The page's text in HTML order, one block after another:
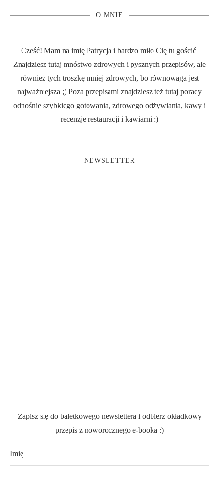
O MNIE
Cześć! Mam na imię Patrycja i bardzo miło Cię tu gościć.
Znajdziesz tutaj mnóstwo zdrowych i pysznych przepisów, ale
również tych troszkę mniej zdrowych, bo równowaga jest
najważniejsza ;) Poza przepisami znajdziesz też tutaj porady
odnośnie szybkiego gotowania, zdrowego odżywiania, kawy i
recenzje restauracji i kawiarni :)
NEWSLETTER
Zapisz się do baletkowego newslettera i odbierz okładkowy
przepis z noworocznego e-booka :)
Imię